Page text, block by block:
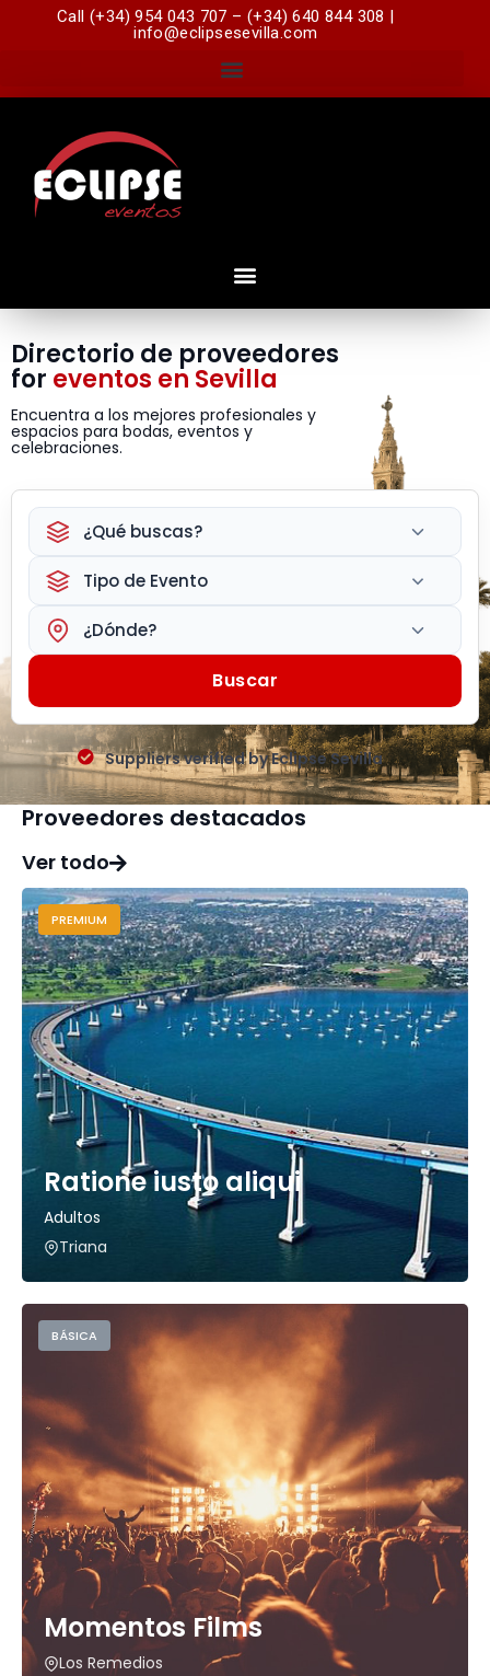
Call (+34) 954 043 707 – (+34) 640 844 308 |
info@eclipsesevilla.com
Directorio de proveedores
for eventos en Sevilla
Encuentra a los mejores profesionales y
espacios para bodas, eventos y
celebraciones.
¿Qué buscas?
Tipo de Evento
¿Dónde?
Buscar
Suppliers verified by Eclipse Sevilla
Proveedores destacados
Ver todo
PREMIUM
Ratione iusto aliqui
Adultos
Triana
BÁSICA
Momentos Films
Los Remedios